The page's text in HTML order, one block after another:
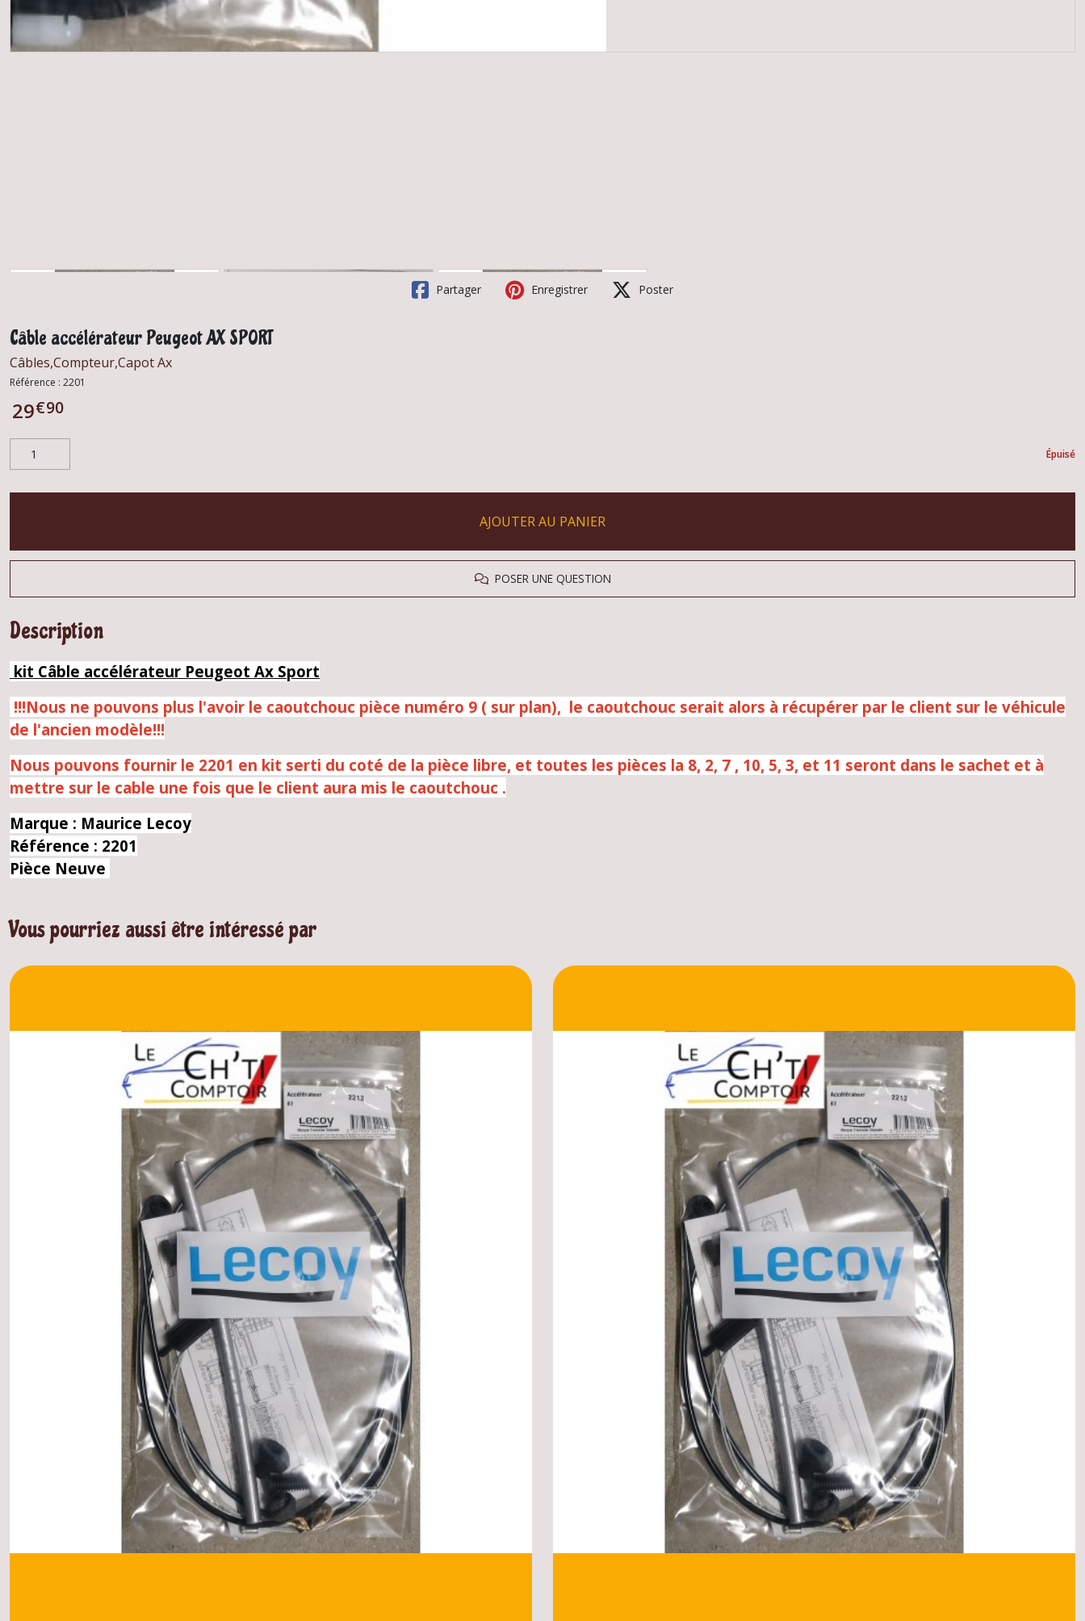
Partager Enregistrer Poster
Câble accélérateur Peugeot AX SPORT
Câbles,Compteur,Capot Ax
Référence : 2201
29€90
Épuisé
AJOUTER AU PANIER
POSER UNE QUESTION
Description
kit Câble accélérateur Peugeot Ax Sport
!!!Nous ne pouvons plus l'avoir le caoutchouc pièce numéro 9 ( sur plan), le caoutchouc serait alors à récupérer par le client sur le véhicule
de l'ancien modèle!!!
Nous pouvons fournir le 2201 en kit serti du coté de la pièce libre, et toutes les pièces la 8, 2, 7 , 10, 5, 3, et 11 seront dans le sachet et à
mettre sur le cable une fois que le client aura mis le caoutchouc .
Marque : Maurice Lecoy
Référence : 2201
Pièce Neuve
Vous pourriez aussi être intéressé par